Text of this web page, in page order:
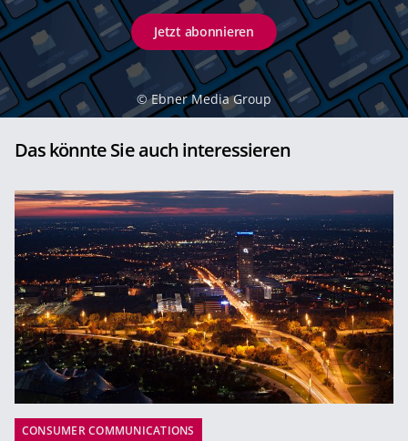
Jetzt abonnieren
© Ebner Media Group
Das könnte Sie auch interessieren
CONSUMER COMMUNICATIONS